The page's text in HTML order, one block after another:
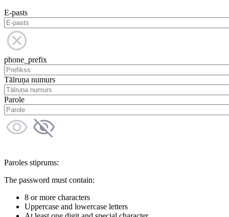
E-pasts
phone_prefix
Tālruņa numurs
Parole
Paroles stiprums:
The password must contain:
8 or more characters
Uppercase and lowercase letters